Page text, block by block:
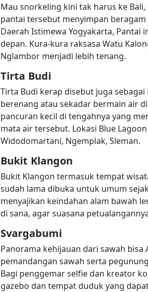
Mau snorkeling kini tak harus ke
pantai tersebut menyimpan
Daerah Istimewa Yogyakarta,
depan. Kura-kura raksasa Watu
Nglambor menjadi lebih tenang.
Tirta Budi
Tirta Budi kerap disebut juga
berenang atau sekadar bermain air
pancuran kecil di tengahnya yang
mata air tersebut. Lokasi Blue
Widodomartani, Ngemplak, Sleman.
Bukit Klangon
Bukit Klangon termasuk tempat
sudah lama dibuka untuk umum
menyajikan keindahan alam bawah
di sana, agar suasana
Svargabumi
Panorama kehijauan dari sawah
pemandangan sawah serta
Bagi penggemar selfie dan kreator
gazebo dan tempat duduk yang